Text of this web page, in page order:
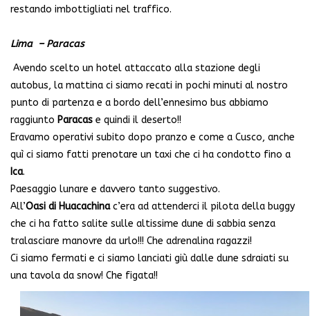
restando imbottigliati nel traffico.
Lima – Paracas
Avendo scelto un hotel attaccato alla stazione degli
autobus, la mattina ci siamo recati in pochi minuti al nostro
punto di partenza e a bordo dell’ennesimo bus abbiamo
raggiunto Paracas e quindi il deserto!!
Eravamo operativi subito dopo pranzo e come a Cusco, anche
quì ci siamo fatti prenotare un taxi che ci ha condotto fino a
Ica.
Paesaggio lunare e davvero tanto suggestivo.
All’Oasi di Huacachinac’era ad attenderci il pilota della buggy
che ci ha fatto salite sulle altissime dune di sabbia senza
tralasciare manovre da urlo!!! Che adrenalina ragazzi!
Ci siamo fermati e ci siamo lanciati giù dalle dune sdraiati su
una tavola da snow! Che figata!!